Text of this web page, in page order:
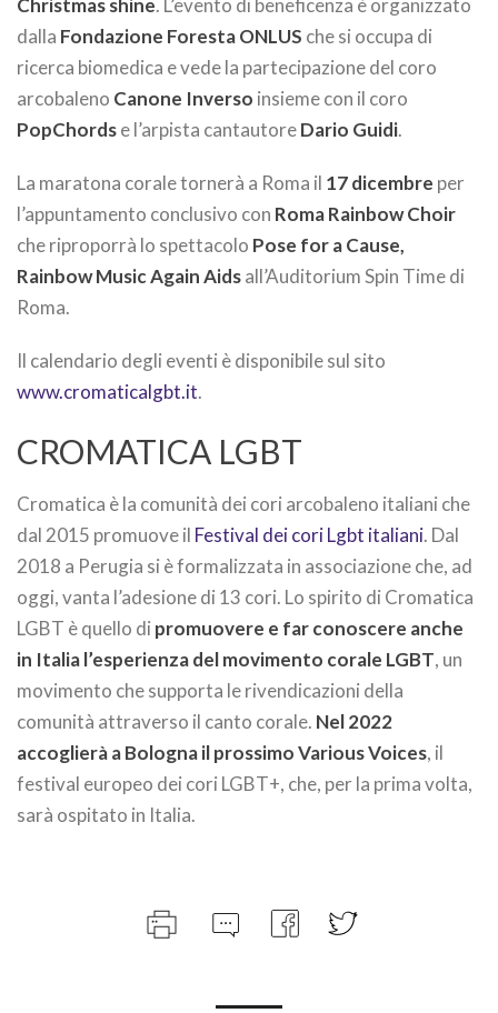
Christmas shine. L’evento di beneficenza è organizzato
dalla Fondazione Foresta ONLUS che si occupa di
ricerca biomedica e vede la partecipazione del coro
arcobaleno Canone Inverso insieme con il coro
PopChordse l’arpista cantautoreDario Guidi.
La maratona corale tornerà a Roma il 17 dicembre per
l’appuntamento conclusivo con Roma Rainbow Choir
che riproporrà lo spettacolo Pose for a Cause,
Rainbow Music Again Aidsall’Auditorium Spin Time di
Roma.
Il calendario degli eventi è disponibile sul sito
www.cromaticalgbt.it.
CROMATICA LGBT
Cromatica è la comunità dei cori arcobaleno italiani che
dal 2015 promuove il Festival dei cori Lgbt italiani. Dal
2018 a Perugia si è formalizzata in associazione che, ad
oggi, vanta l’adesione di 13 cori. Lo spirito di Cromatica
LGBT è quello di promuovere e far conoscere anche
in Italia l’esperienza del movimento corale LGBT, un
movimento che supporta le rivendicazioni della
comunità attraverso il canto corale. Nel 2022
accoglierà a Bologna il prossimo Various Voices, il
festival europeo dei cori LGBT+, che, per la prima volta,
sarà ospitato in Italia.